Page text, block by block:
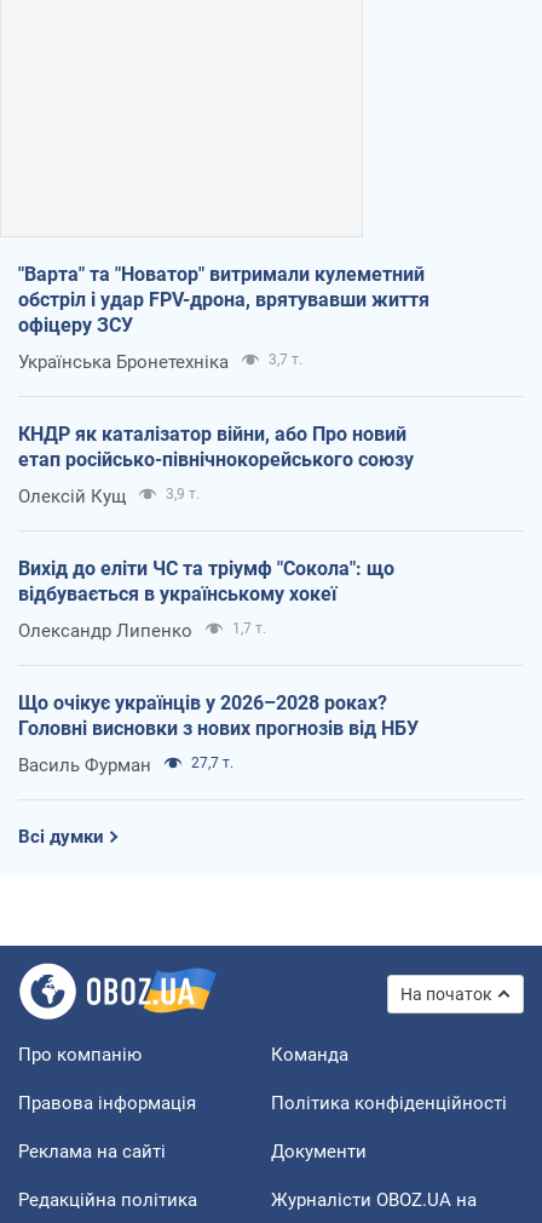
"Варта" та "Новатор" витримали кулеметний
обстріл і удар FPV-дрона, врятувавши життя
офіцеру ЗСУ
Українська Бронетехніка 3,7 т.
КНДР як каталізатор війни, або Про новий
етап російсько-північнокорейського союзу
Олексій Кущ 3,9 т.
Вихід до еліти ЧС та тріумф "Сокола": що
відбувається в українському хокеї
Олександр Липенко 1,7 т.
Що очікує українців у 2026–2028 роках?
Головні висновки з нових прогнозів від НБУ
Василь Фурман 27,7 т.
Всі думки
На початок
Про компанію Команда
Правова інформація Політика конфіденційності
Реклама на сайті Документи
Редакційна політика
Журналісти OBOZ.UA на